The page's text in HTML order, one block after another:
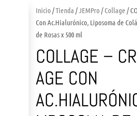
Inicio /Tienda /JEMPro /Collage /
Con Ac.Hialurónico, Liposoma de
de Rosas x 500 ml
COLLAGE –
AGE CON